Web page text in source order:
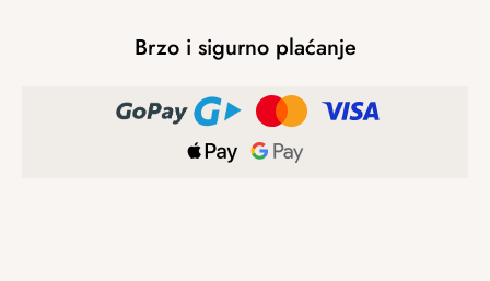
Brzo i sigurno plaćanje